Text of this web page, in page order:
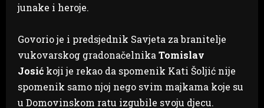
junake i heroje.
Govorio je i predsjednik Savjeta za branitelje
vukovarskog gradonačelnika Tomislav
Josić koji je rekao da spomenik Kati Šoljić nije
spomenik samo njoj nego svim majkama koje su
u Domovinskom ratu izgubile svoju djecu.